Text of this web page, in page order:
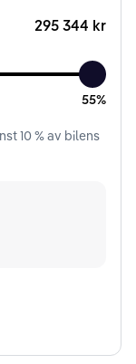
295 344 kr
55%
10% av bilens